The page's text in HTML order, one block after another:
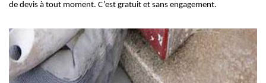
de devis à tout moment. C’est gratuit et sans engagement.